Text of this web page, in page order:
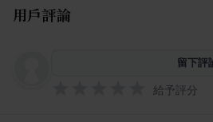
用戶評論
留下評
給予評分